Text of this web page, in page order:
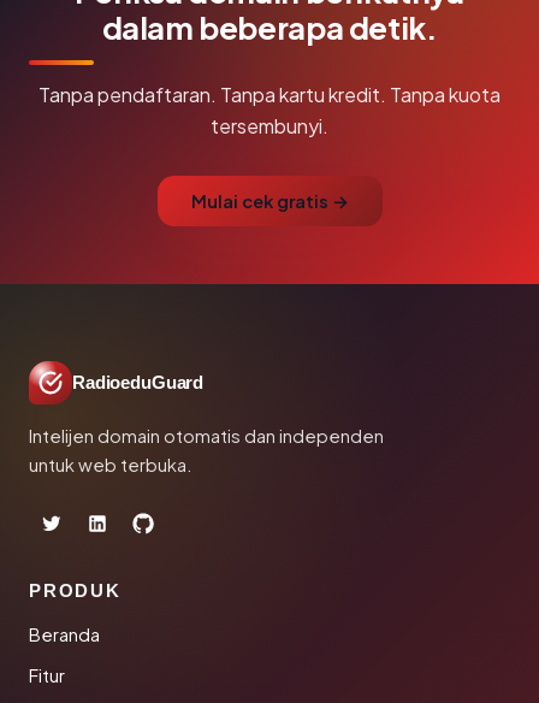
dalam beberapa detik.
Tanpa pendaftaran. Tanpa kartu kredit. Tanpa kuota
tersembunyi.
Mulai cek gratis →
RadioeduGuard
Intelijen domain otomatis dan independen
untuk web terbuka.
PRODUK
Beranda
Fitur